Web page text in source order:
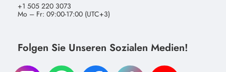
+1 505 220 3073
Mo – Fr: 09:00-17:00 (UTC+3)
Folgen Sie Unseren Sozialen Medien!